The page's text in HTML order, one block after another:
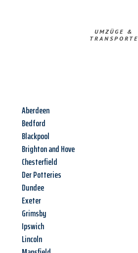
UMZÜGE &
TRANSPORTE
Aberdeen
Bedford
Blackpool
Brighton and Hove
Chesterfield
Der Potteries
Dundee
Exeter
Grimsby
Ipswich
Lincoln